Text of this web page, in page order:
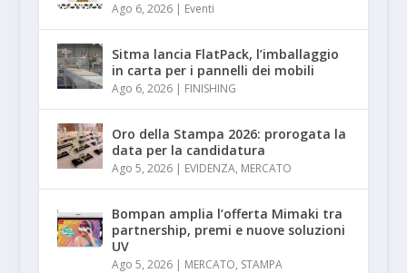
Ago 6, 2026| Eventi
Sitma lancia FlatPack, l’imballaggio
in carta per i pannelli dei mobili
Ago 6, 2026| FINISHING
Oro della Stampa 2026: prorogata la
data per la candidatura
Ago 5, 2026| EVIDENZA, MERCATO
Bompan amplia l’offerta Mimaki tra
partnership, premi e nuove soluzioni
UV
Ago 5, 2026| MERCATO, STAMPA